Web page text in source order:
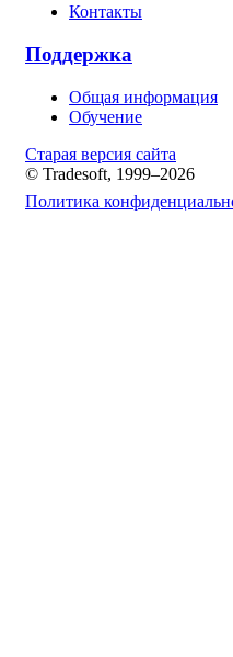
Контакты
Поддержка
Общая информация
Обучение
Старая версия сайта
© Tradesoft, 1999–2026
Политика